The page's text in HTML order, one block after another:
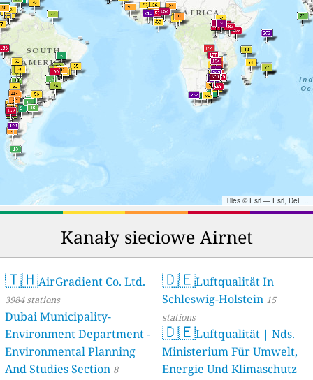
Tiles © Esri — Esri, DeLorme, NAVTEQ, TomTom, Intermap, iPC, USGS, FAO, NPS, NRCAN, GeoBase, Kadaster NL, Ordnance Survey, Esri Japan, METI, Esri China (Hong Kong), and the GIS User Community
Kanały sieciowe Airnet
🇹🇭AirGradient Co. Ltd.
3984 stations
Dubai Municipality-
Environment Department -
Environmental Planning
And Studies Section 8
🇩🇪Luftqualität In
Schleswig-Holstein 15
stations
🇩🇪Luftqualität | Nds.
Ministerium Für Umwelt,
Energie Und Klimaschutz